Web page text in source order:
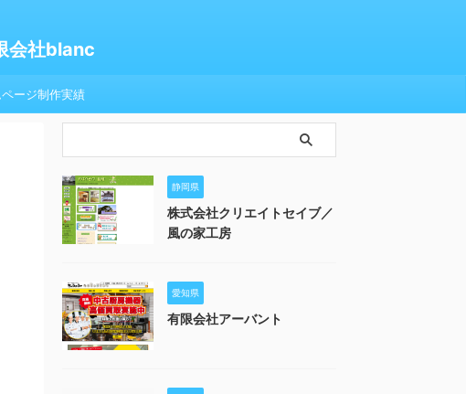
会社blanc
ージ制作実績
静岡県
株式会社クリエイトセイブ／
風の家工房
愛知県
有限会社アーバント